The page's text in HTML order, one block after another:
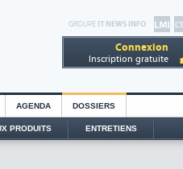
GROUPE IT NEWS INFO
Connexion
Inscription gratuite
AGENDA DOSSIERS
PRODUITS ENTRETIENS